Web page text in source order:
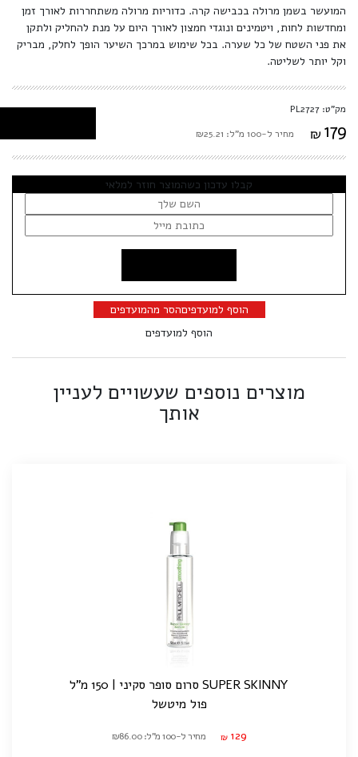
המועשר בשמן מרולה בכבישה קרה. כדוריות מרולה משתחררות לאורך זמן
ומחדשות לחות, ויטמינים ונוגדי חמצון לאורך היום על מנת להחליק ולתקן
את פני השטח של כל שערה. בכל שימוש במרכך השיער הופך לחלק, מבריק
וקל יותר לשליטה.
מק"ט: PL2727
₪ 179 מחיר ל-100 מ"ל: ₪25.21
קבלו עדכון כשהמוצר חוזר למלאי
הוסף למועדפיםהסר מהמועדפים
הוסף למועדפים
מוצרים נוספים שעשויים לעניין
אותך
SUPER SKINNY סרום סופר סקיני | 150 מ"ל
פול מיטשל
₪ 129 מחיר ל-100 מ"ל: ₪86.00